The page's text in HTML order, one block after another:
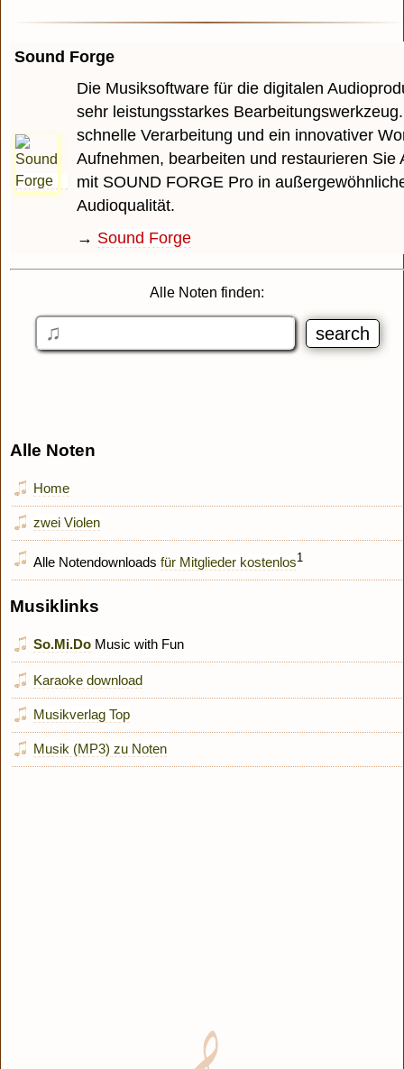
Sound Forge
Die Musiksoftware für die digitalen
sehr leistungsstarkes
schnelle Verarbeitung und ein innovativer
Aufnehmen, bearbeiten und restaurieren Sie
mit SOUND FORGE Pro in
Audioqualität.
→ Sound Forge
Alle Noten finden:
Alle Noten
Home
zwei Violen
Alle Notendownloads für Mitglieder kostenlos1
Musiklinks
So.Mi.Do Music with Fun
Karaoke download
Musikverlag Top
Musik (MP3) zu Noten